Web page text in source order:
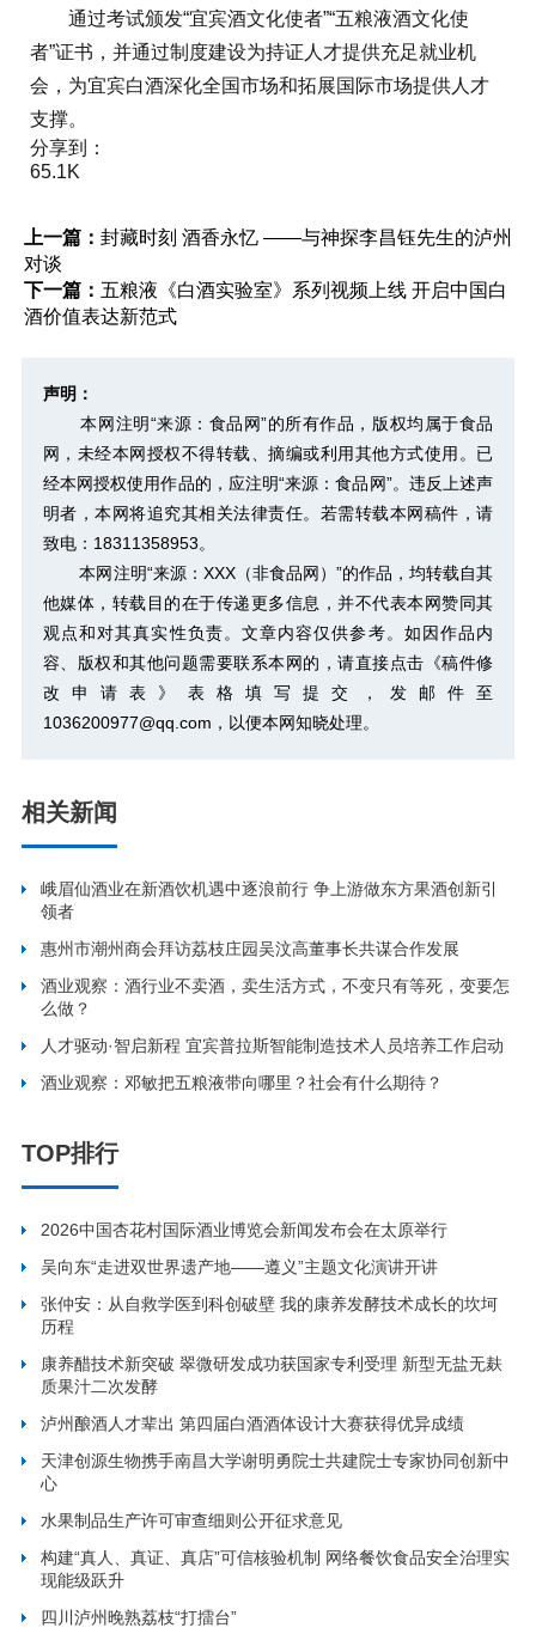
通过考试颁发“宜宾酒文化使者”“五粮液酒文化使
者”证书，并通过制度建设为持证人才提供充足就业机
会，为宜宾白酒深化全国市场和拓展国际市场提供人才
支撑。
分享到：
65.1K
上一篇： 封藏时刻 酒香永忆 ——与神探李昌钰先生的泸州
对谈
下一篇： 五粮液《白酒实验室》系列视频上线 开启中国白
酒价值表达新范式
声明：
本网注明“来源：食品网”的所有作品，版权均属于食品
网，未经本网授权不得转载、摘编或利用其他方式使用。已
经本网授权使用作品的，应注明“来源：食品网”。违反上述声
明者，本网将追究其相关法律责任。若需转载本网稿件，请
致电：18311358953。
本网注明“来源：XXX（非食品网）”的作品，均转载自其
他媒体，转载目的在于传递更多信息，并不代表本网赞同其
观点和对其真实性负责。文章内容仅供参考。如因作品内
容、版权和其他问题需要联系本网的，请直接点击 《稿件修
改申请表》 表格填写提交，发邮件至
1036200977@qq.com，以便本网知晓处理。
相关新闻
峨眉仙酒业在新酒饮机遇中逐浪前行 争上游做东方果酒创新引
领者
惠州市潮州商会拜访荔枝庄园吴汶高董事长共谋合作发展
酒业观察：酒行业不卖酒，卖生活方式，不变只有等死，变要怎
么做？
人才驱动·智启新程 宜宾普拉斯智能制造技术人员培养工作启动
酒业观察：邓敏把五粮液带向哪里？社会有什么期待？
TOP排行
2026中国杏花村国际酒业博览会新闻发布会在太原举行
吴向东“走进双世界遗产地——遵义”主题文化演讲开讲
张仲安：从自救学医到科创破壁 我的康养发酵技术成长的坎坷
历程
康养醋技术新突破 翠微研发成功获国家专利受理 新型无盐无麸
质果汁二次发酵
泸州酿酒人才辈出 第四届白酒酒体设计大赛获得优异成绩
天津创源生物携手南昌大学谢明勇院士共建院士专家协同创新中
心
水果制品生产许可审查细则公开征求意见
构建“真人、真证、真店”可信核验机制 网络餐饮食品安全治理实
现能级跃升
四川泸州晚熟荔枝“打擂台”